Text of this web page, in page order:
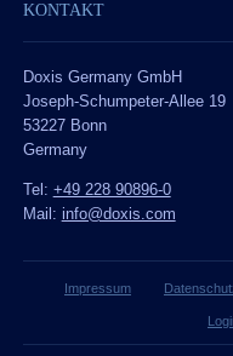
KONTAKT
Doxis Germany GmbH
Joseph-Schumpeter-Allee 19
53227 Bonn
Germany
Tel: +49 228 90896-0
Mail: info@doxis.com
Impressum